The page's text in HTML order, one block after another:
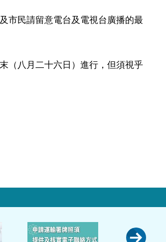
民請留意電台及電視台廣播的最
八月二十六日）進行，但須視乎